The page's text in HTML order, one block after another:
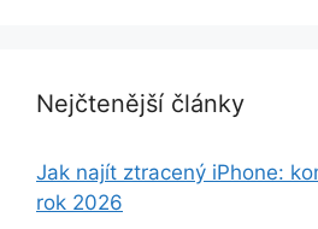
Nejčtenější články
Jak najít ztracený iPhone:
rok 2026